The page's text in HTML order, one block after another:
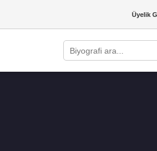
Üyelik